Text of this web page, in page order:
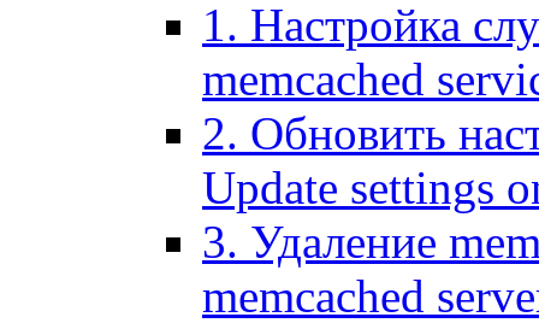
1. Настройка
memcached
2. Обновить
Update settings
3. Удаление
memcached